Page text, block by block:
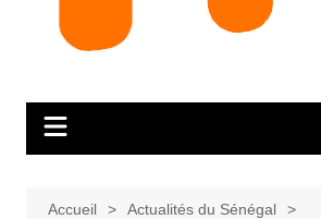
Accueil
Actualités du Sénégal